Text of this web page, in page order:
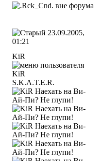
23.09.2005,
01:21
KiR
S.K.A.T.E.R.